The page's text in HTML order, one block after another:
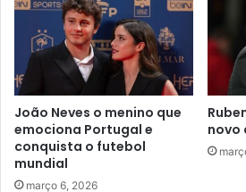
João Neves o menino que
emociona Portugal e
conquista o futebol
mundial
março 6, 2026
novo